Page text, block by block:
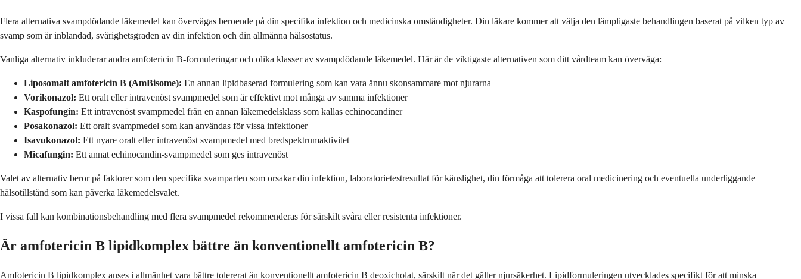
Flera alternativa svampdödande läkemedel kan övervägas beroende på din specifika infektion och medicinska omständigheter. Din läkare kommer att välja den lämpligaste behandlingen baserat på vilken typ av
svamp som är inblandad, svårighetsgraden av din infektion och din allmänna hälsostatus.
Vanliga alternativ inkluderar andra amfotericin B-formuleringar och olika klasser av svampdödande läkemedel. Här är de viktigaste alternativen som ditt vårdteam kan överväga:
Liposomalt amfotericin B (AmBisome): En annan lipidbaserad formulering som kan vara ännu skonsammare mot njurarna
Vorikonazol: Ett oralt eller intravenöst svampmedel som är effektivt mot många av samma infektioner
Kaspofungin: Ett intravenöst svampmedel från en annan läkemedelsklass som kallas echinocandiner
Posakonazol: Ett oralt svampmedel som kan användas för vissa infektioner
Isavukonazol: Ett nyare oralt eller intravenöst svampmedel med bredspektrumaktivitet
Micafungin: Ett annat echinocandin-svampmedel som ges intravenöst
Valet av alternativ beror på faktorer som den specifika svamparten som orsakar din infektion, laboratorietestresultat för känslighet, din förmåga att tolerera oral medicinering och eventuella underliggande
hälsotillstånd som kan påverka läkemedelsvalet.
I vissa fall kan kombinationsbehandling med flera svampmedel rekommenderas för särskilt svåra eller resistenta infektioner.
Är amfotericin B lipidkomplex bättre än konventionellt amfotericin B?
Amfotericin B lipidkomplex anses i allmänhet vara bättre tolererat än konventionellt amfotericin B deoxicholat, särskilt när det gäller njursäkerhet. Lipidformuleringen utvecklades specifikt för att minska